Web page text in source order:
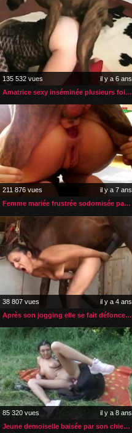
135 532 vues
il y a 6 ans
Amatrice sexy inséminée plusieurs fois par son chien
211 876 vues
il y a 7 ans
Femme mariée frustrée sodomisée par son bulldog
38 807 vues
il y a 4 ans
Après son jogging elle se fait défoncer par son cheval
85 320 vues
il y a 8 ans
Jeune demoiselle baisée par son chien dans un champ